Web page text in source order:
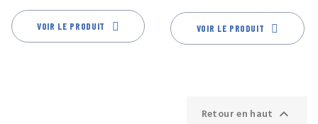
VOIR LE PRODUIT VOIR LE PRODUIT
Retour en haut 